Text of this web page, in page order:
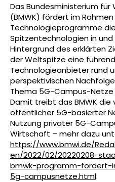
Das Bundesministerium
(BMWK) fördert im
Technologieprogramme
Spitzentechnologien in
Hintergrund des erklärten
der Weltspitze eine
Technologieanbieter rund
perspektivischen
Thema 5G-Campus-Netze
Damit treibt das BMWK
öffentlicher 5G-basierter
Nutzung privater 5G-
Wirtschaft – mehr dazu
https://www.bmwi.de/
en/2022/02/20220208-
bmwk-programm-fordert-
5g-campusnetze.html.